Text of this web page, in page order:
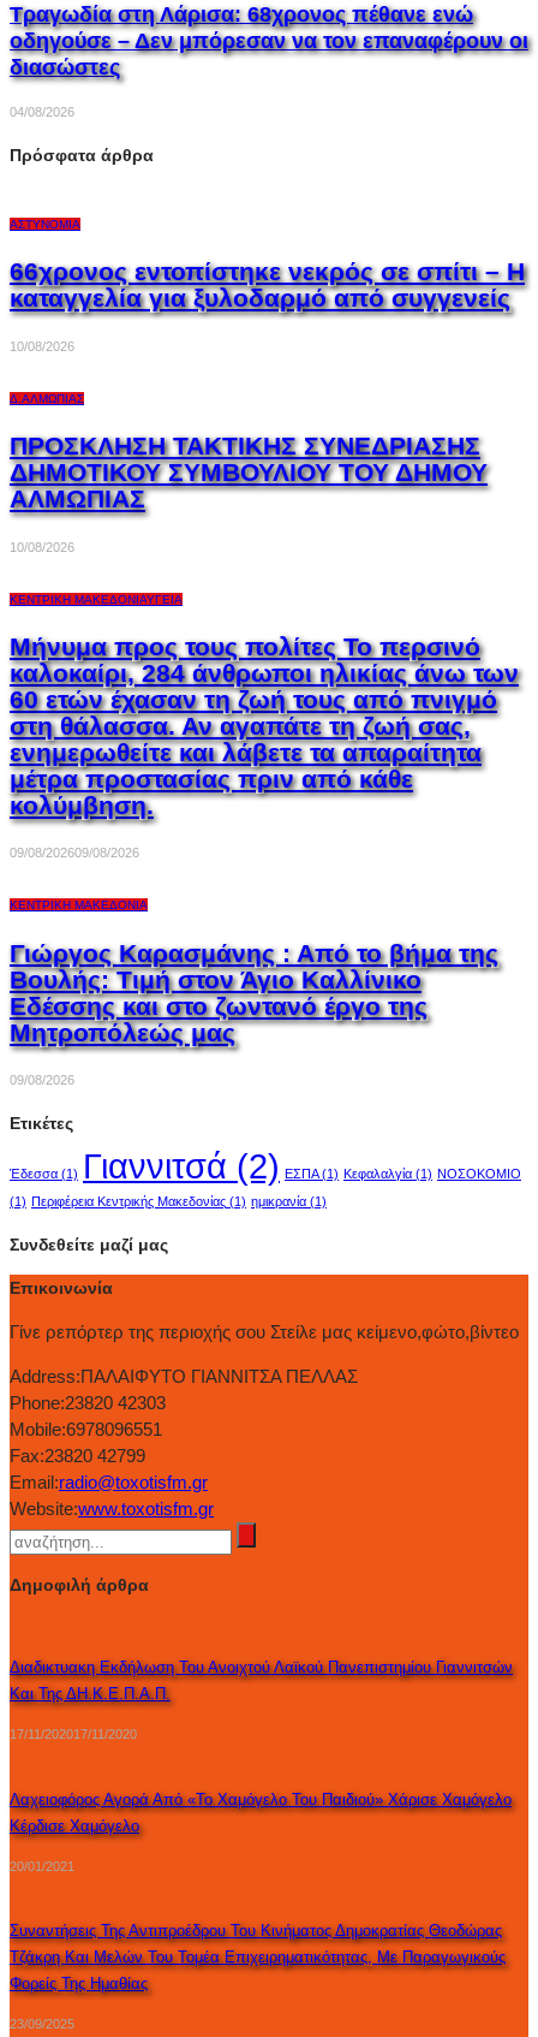
Τραγωδία στη Λάρισα: 68χρονος πέθανε ενώ
οδηγούσε – Δεν μπόρεσαν να τον επαναφέρουν οι
διασώστες
04/08/2026
Πρόσφατα άρθρα
ΑΣΤΥΝΟΜΊΑ
66χρονος εντοπίστηκε νεκρός σε σπίτι – Η
καταγγελία για ξυλοδαρμό από συγγενείς
10/08/2026
Δ.ΑΛΜΩΠΊΑΣ
ΠΡΟΣΚΛΗΣΗ ΤΑΚΤΙΚΗΣ ΣΥΝΕΔΡΙΑΣΗΣ
ΔΗΜΟΤΙΚΟΥ ΣΥΜΒΟΥΛΙΟΥ ΤΟΥ ΔΗΜΟΥ
ΑΛΜΩΠΙΑΣ
10/08/2026
ΚΕΝΤΡΙΚΉ ΜΑΚΕΔΟΝΊΑΥΓΕΊΑ
Μήνυμα προς τους πολίτες Το περσινό
καλοκαίρι, 284 άνθρωποι ηλικίας άνω των
60 ετών έχασαν τη ζωή τους από πνιγμό
στη θάλασσα. Αν αγαπάτε τη ζωή σας,
ενημερωθείτε και λάβετε τα απαραίτητα
μέτρα προστασίας πριν από κάθε
κολύμβηση.
09/08/202609/08/2026
ΚΕΝΤΡΙΚΉ ΜΑΚΕΔΟΝΊΑ
Γιώργος Καρασμάνης : Από το βήμα της
Βουλής: Τιμή στον Άγιο Καλλίνικο
Εδέσσης και στο ζωντανό έργο της
Μητροπόλεώς μας
09/08/2026
Ετικέτες
Έδεσσα (1) Γιαννιτσά (2) ΕΣΠΑ(1) Κεφαλαλγία (1) ΝΟΣΟΚΟΜΙΟ
(1) Περιφέρεια Κεντρικής Μακεδονίας (1) ημικρανία (1)
Συνδεθείτε μαζί μας
Επικοινωνία
Γίνε ρεπόρτερ της περιοχής σου Στείλε μας κείμενο,φώτο,βίντεο
Address:ΠΑΛΑΙΦΥΤΟ ΓΙΑΝΝΙΤΣΑ ΠΕΛΛΑΣ
Phone:23820 42303
Mobile:6978096551
Fax:23820 42799
Email:radio@toxotisfm.gr
Website:www.toxotisfm.gr
Δημοφιλή άρθρα
Διαδικτυακη Εκδήλωση Του Ανοιχτού Λαϊκού Πανεπιστημίου Γιαννιτσών
Και Της ΔΗ.Κ.Ε.Π.Α.Π.
17/11/202017/11/2020
Λαχειοφόρος Αγορά Από «Το Χαμόγελο Του Παιδιού» Χάρισε Χαμόγελο
Κέρδισε Χαμόγελο
20/01/2021
Συναντήσεις Της Αντιπροέδρου Του Κινήματος Δημοκρατίας Θεοδώρας
Τζάκρη Και Μελών Του Τομέα Επιχειρηματικότητας, Με Παραγωγικούς
Φορείς Της Ημαθίας
23/09/2025